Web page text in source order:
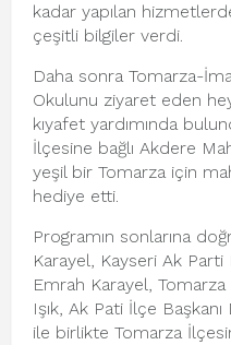
kadar yapılan
çeşitli bilgiler verdi.
Daha sonra Tomarza-
Okulunu ziyaret eden
kıyafet yardımında
İlçesine bağlı Akdere
yeşil bir Tomarza için
hediye etti.
Programın sonlarına
Karayel, Kayseri Ak
Emrah Karayel,
Işık, Ak Pati İlçe
ile birlikte Tomarza